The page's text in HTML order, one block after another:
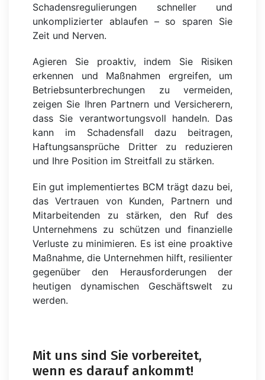
Schadensregulierungen schneller und
unkomplizierter ablaufen – so sparen Sie
Zeit und Nerven.
Agieren Sie proaktiv, indem Sie Risiken
erkennen und Maßnahmen ergreifen, um
Betriebsunterbrechungen zu vermeiden,
zeigen Sie Ihren Partnern und Versicherern,
dass Sie verantwortungsvoll handeln. Das
kann im Schadensfall dazu beitragen,
Haftungsansprüche Dritter zu reduzieren
und Ihre Position im Streitfall zu stärken.
Ein gut implementiertes BCM trägt dazu bei,
das Vertrauen von Kunden, Partnern und
Mitarbeitenden zu stärken, den Ruf des
Unternehmens zu schützen und finanzielle
Verluste zu minimieren. Es ist eine proaktive
Maßnahme, die Unternehmen hilft, resilienter
gegenüber den Herausforderungen der
heutigen dynamischen Geschäftswelt zu
werden.
Mit uns sind Sie vorbereitet,
wenn es darauf ankommt!